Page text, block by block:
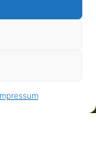
rumgedreht –
Aber andere
noch immer